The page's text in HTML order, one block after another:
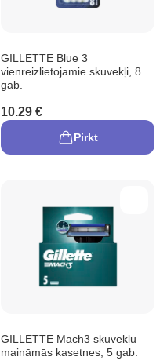
GILLETTE Blue 3
vienreizlietojamie skuvekļi, 8
gab.
10.29 €
Pirkt
GILLETTE Mach3 skuvekļu
maināmās kasetnes, 5 gab.